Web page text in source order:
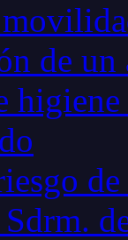
de un
de